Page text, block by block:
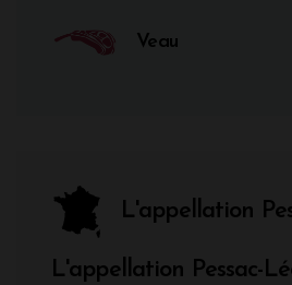
Veau
L'appellation
L'appellation Pessac-